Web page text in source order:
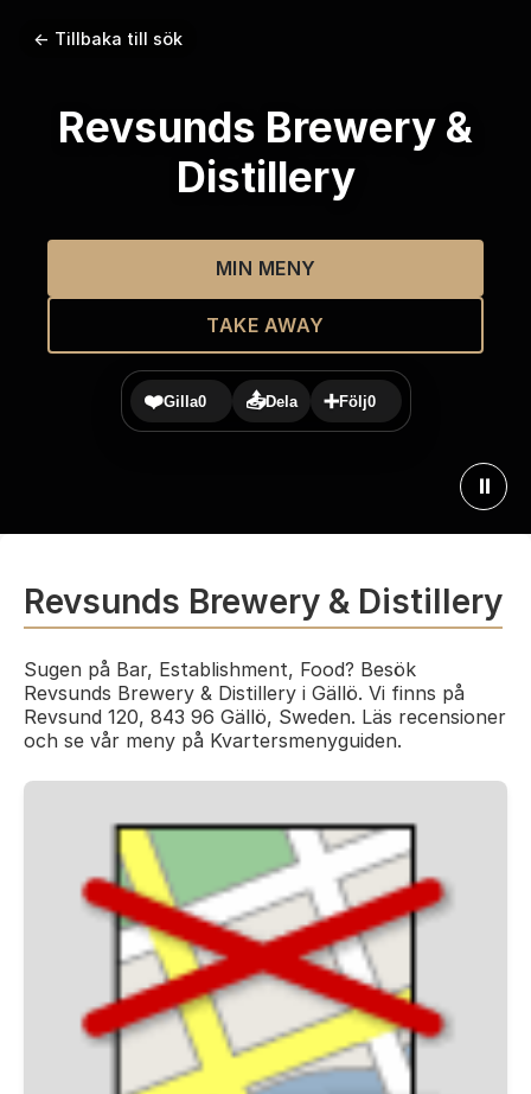
← Tillbaka till sök
Revsunds Brewery &
Distillery
MIN MENY
TAKE AWAY
❤️Gilla0 📤Dela ➕Följ0
⏸
Revsunds Brewery & Distillery
Sugen på Bar, Establishment, Food? Besök
Revsunds Brewery & Distillery i Gällö. Vi finns på
Revsund 120, 843 96 Gällö, Sweden. Läs recensioner
och se vår meny på Kvartersmenyguiden.